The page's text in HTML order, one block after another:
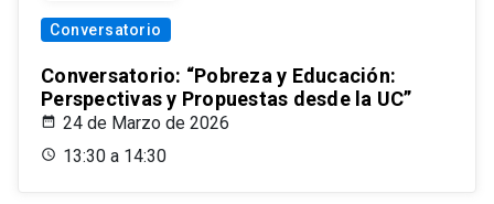
Conversatorio
Conversatorio: “Pobreza y Educación:
Perspectivas y Propuestas desde la UC”
24 de Marzo de 2026
13:30 a 14:30